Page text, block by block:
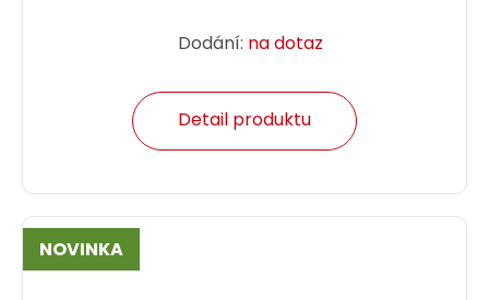
Dodání: na dotaz
Detail produktu
NOVINKA